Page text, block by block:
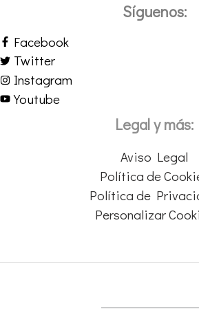
Síguenos:
Facebook
Twitter
Instagram
Youtube
Legal y más:
Aviso Legal
Política de
Política de
Personalizar